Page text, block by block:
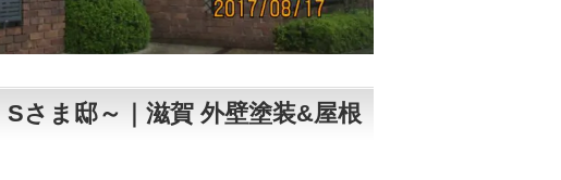
さま邸～｜滋賀 外壁塗装&屋根